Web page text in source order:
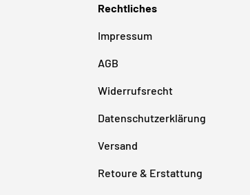
Rechtliches
Impressum
AGB
Widerrufsrecht
Datenschutzerklärung
Versand
Retoure & Erstattung